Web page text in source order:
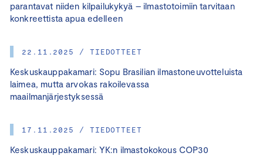
parantavat niiden kilpailukykyä – ilmastotoimiin tarvitaan
konkreettista apua edelleen
22.11.2025 / TIEDOTTEET
Keskuskauppakamari: Sopu Brasilian ilmastoneuvotteluista
laimea, mutta arvokas rakoilevassa
maailmanjärjestyksessä
17.11.2025 / TIEDOTTEET
Keskuskauppakamari: YK:n ilmastokokous COP30